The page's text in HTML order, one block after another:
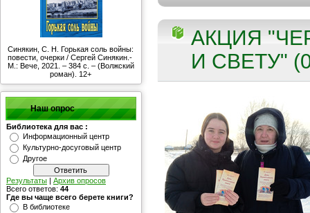
Синякин, С. Н. Горькая соль войны:
повести, очерки / Сергей Синякин.-
М.: Вече, 2021. – 384 с. – (Волжский
роман). 12+
Наш опрос
Библиотека для вас :
Информационный центр
Культурно-досуговый центр
Другое
Результаты | Архив опросов
Всего ответов: 44
Где вы чаще всего берете книги?
В библиотеке
АКЦИЯ
И СВЕТУ"